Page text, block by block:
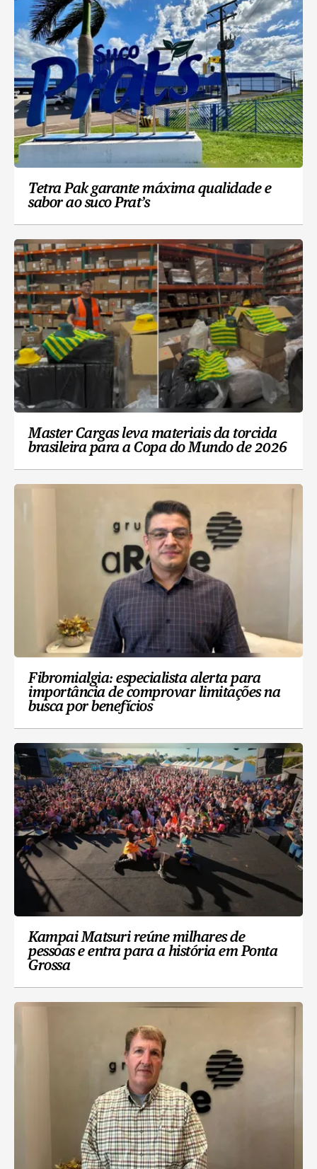
Tetra Pak garante máxima qualidade e
sabor ao suco Prat’s
Master Cargas leva materiais da torcida
brasileira para a Copa do Mundo de 2026
Fibromialgia: especialista alerta para
importância de comprovar limitações na
busca por benefícios
Kampai Matsuri reúne milhares de
pessoas e entra para a história em Ponta
Grossa